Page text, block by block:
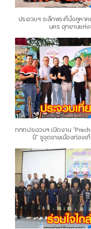
ประจวบฯ ระลึกพระที่นั่งคูหา
นคร อุทยานแห่
ททท.ประจวบฯ เปิดงาน
ปี” ชูจุดขายเมืองท่อง